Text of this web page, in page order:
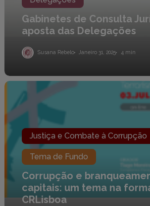
Gabinetes de Consulta
aposta das Delegações
Susana Rebelo Janeiro 31, 2025 4 min
Corrupção
branqueamento
capitais:
tema
formação
Justiça e Combate à Corrupção
Tema de Fundo
Corrupção e
capitais: um tema na
CRLisboa